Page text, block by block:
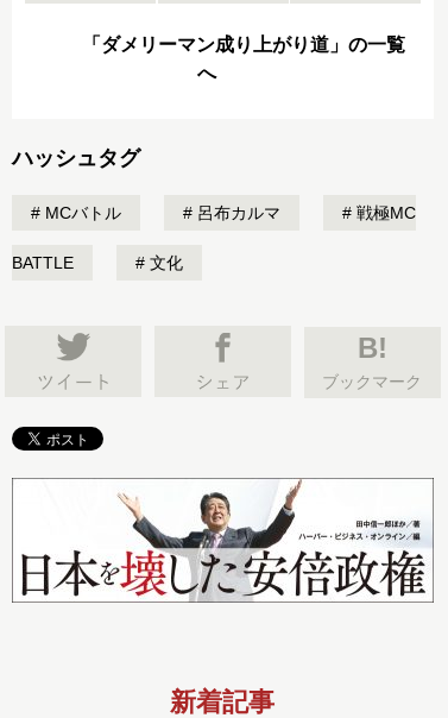
「ダメリーマン成り上がり道」の一覧
へ
ハッシュタグ
MCバトル 呂布カルマ 戦極MC
BATTLE 文化
B!
ブックマーク
新着記事